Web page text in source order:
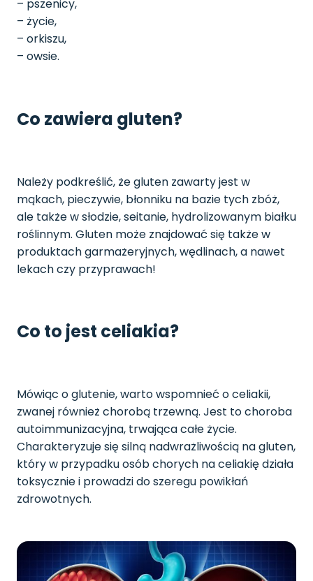
– pszenicy,
– życie,
– orkiszu,
– owsie.
Co zawiera gluten?
Należy podkreślić, że gluten zawarty jest w
mąkach, pieczywie, błonniku na bazie tych zbóż,
ale także w słodzie, seitanie, hydrolizowanym białku
roślinnym. Gluten może znajdować się także w
produktach garmażeryjnych, wędlinach, a nawet
lekach czy przyprawach!
Co to jest celiakia?
Mówiąc o glutenie, warto wspomnieć o celiakii,
zwanej również chorobą trzewną. Jest to choroba
autoimmunizacyjna, trwająca całe życie.
Charakteryzuje się silną nadwrażliwością na gluten,
który w przypadku osób chorych na celiakię działa
toksycznie i prowadzi do szeregu powikłań
zdrowotnych.